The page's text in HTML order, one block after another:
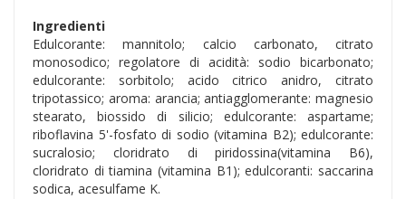
Ingredienti
Edulcorante: mannitolo; calcio carbonato, citrato
monosodico; regolatore di acidità: sodio bicarbonato;
edulcorante: sorbitolo; acido citrico anidro, citrato
tripotassico; aroma: arancia; antiagglomerante: magnesio
stearato, biossido di silicio; edulcorante: aspartame;
riboflavina 5'-fosfato di sodio (vitamina B2); edulcorante:
sucralosio; cloridrato di piridossina(vitamina B6),
cloridrato di tiamina (vitamina B1); edulcoranti: saccarina
sodica, acesulfame K.